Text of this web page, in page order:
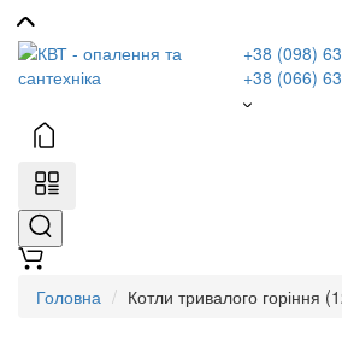
+38 (098)
+38 (066)
Головна Котли тривалого горіння